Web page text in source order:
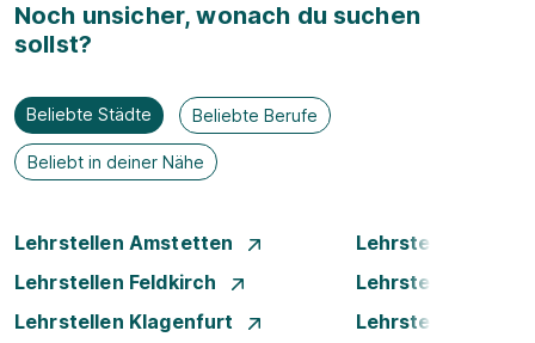
Noch unsicher, wonach du suchen
sollst?
Beliebte Städte Beliebte Berufe
Beliebt in deiner Nähe
Lehrstellen Amstetten
Lehrstellen
Lehrstellen Feldkirch
Lehrstellen Graz
Lehrstellen Klagenfurt
Lehrstellen